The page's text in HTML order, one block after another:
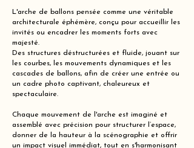
L'arche de ballons pensée comme une véritable
architecturale éphémère, conçu pour accueillir les
invités ou encadrer les moments forts avec
majesté.
Des structures déstructurées et fluide, jouant sur
les courbes, les mouvements dynamiques et les
cascades de ballons, afin de créer une entrée ou
un cadre photo captivant, chaleureux et
spectaculaire.
Chaque mouvement de l'arche est imaginé et
assemblé avec précision pour structurer l’espace,
donner de la hauteur à la scénographie et offrir
un impact visuel immédiat, tout en s'harmonisant